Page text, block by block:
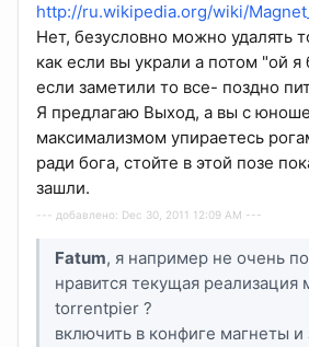
http://ru.wikipedia.org/wiki/
Нет, безусловно можно удалять
как если вы украли а потом "ой
если заметили то все- поздно
Я предлагаю Выход, а вы с
максимализмом упираетесь
ради бога, стойте в этой позе
зашли.
--- добавлено: Dec 30, 2011 12:09 AM ---
Fatum, я например не очень
нравится текущая реализация
torrentpier ?
включить в конфиге магнеты и